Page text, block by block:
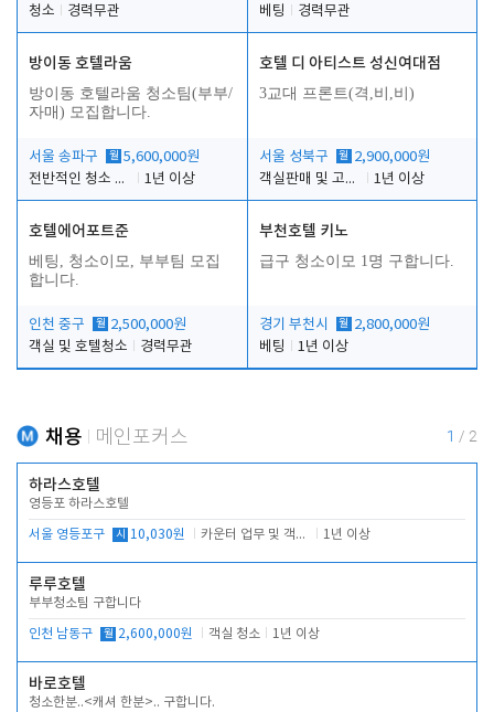
청소
경력무관
베팅
경력무관
방이동 호텔라움
방이동 호텔라움 청소팀(부부/
자매) 모집합니다.
서울 송파구 월 5,600,000원
전반적인 청소 업무(객실청소.객실정리)
1년 이상
호텔 디 아티스트 성신여대점
3교대 프론트(격,비,비)
서울 성북구 월 2,900,000원
객실판매 및 고객응대
1년 이상
호텔에어포트준
베팅, 청소이모, 부부팀 모집
합니다.
인천 중구 월 2,500,000원
객실 및 호텔청소
경력무관
부천호텔 키노
급구 청소이모 1명 구합니다.
경기 부천시 월 2,800,000원
베팅
1년 이상
채용 메인포커스 1 / 2
하라스호텔
영등포 하라스호텔
서울 영등포구 시 10,030원 카운터 업무 및 객실관리(청소상태 확인, 객실판매) 1년 이상
루루호텔
부부청소팀 구합니다
인천 남동구 월 2,600,000원 객실 청소 1년 이상
바로호텔
청소한분..<캐셔 한분>.. 구합니다.